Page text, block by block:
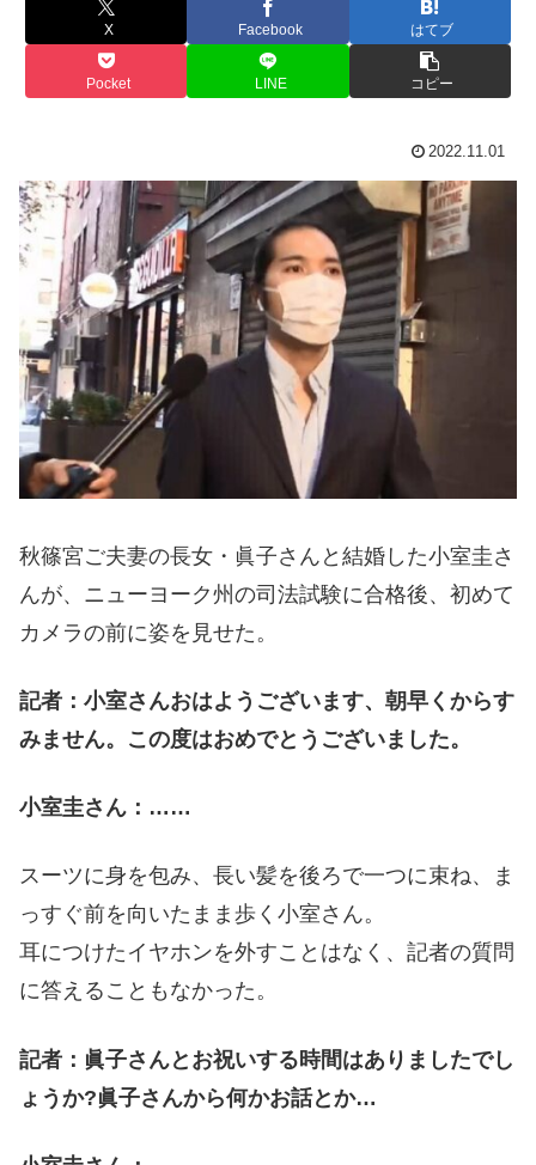
X Facebook はてブ
Pocket LINE コピー
2022.11.01
秋篠宮ご夫妻の長女・眞子さんと結婚した小室圭さ
んが、ニューヨーク州の司法試験に合格後、初めて
カメラの前に姿を見せた。
記者：小室さんおはようございます、朝早くからす
みません。この度はおめでとうございました。
小室圭さん：……
スーツに身を包み、長い髪を後ろで一つに束ね、ま
っすぐ前を向いたまま歩く小室さん。
耳につけたイヤホンを外すことはなく、記者の質問
に答えることもなかった。
記者：眞子さんとお祝いする時間はありましたでし
ょうか?眞子さんから何かお話とか…